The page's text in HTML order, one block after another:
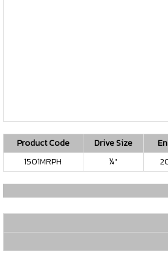
Product Code Drive Size
1501MRPH
¼"